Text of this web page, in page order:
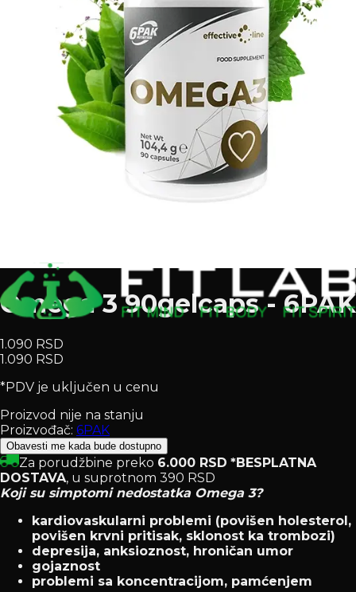
Omega 3 90gelcaps - 6PAK
1.090 RSD
1.090 RSD
*PDV je uključen u cenu
Proizvod nije na stanju
Proizvođač: 6PAK
Obavesti me kada bude dostupno
Za porudžbine preko 6.000 RSD *BESPLATNA
DOSTAVA, u suprotnom 390 RSD
Koji su simptomi nedostatka Omega 3?
kardiovaskularni problemi (povišen holesterol,
povišen krvni pritisak, sklonost ka trombozi)
depresija, anksioznost, hroničan umor
gojaznost
problemi sa koncentracijom, pamćenjem